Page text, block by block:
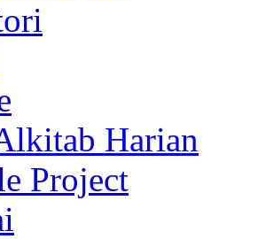
Harian
Project